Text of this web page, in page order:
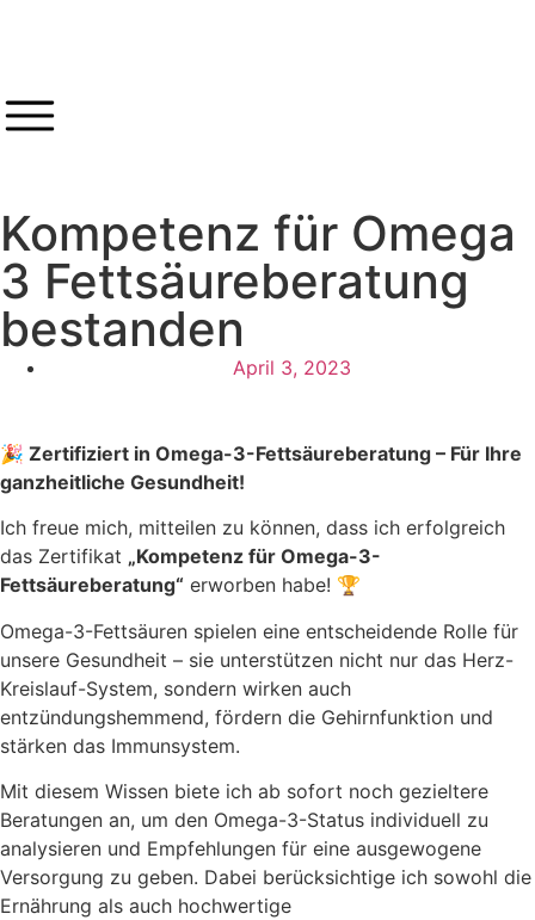
Kompetenz für Omega
3 Fettsäureberatung
bestanden
April 3, 2023
🎉 Zertifiziert in Omega-3-Fettsäureberatung – Für Ihre
ganzheitliche Gesundheit!
Ich freue mich, mitteilen zu können, dass ich erfolgreich
das Zertifikat „Kompetenz für Omega-3-
Fettsäureberatung“ erworben habe! 🏆
Omega-3-Fettsäuren spielen eine entscheidende Rolle für
unsere Gesundheit – sie unterstützen nicht nur das Herz-
Kreislauf-System, sondern wirken auch
entzündungshemmend, fördern die Gehirnfunktion und
stärken das Immunsystem.
Mit diesem Wissen biete ich ab sofort noch gezieltere
Beratungen an, um den Omega-3-Status individuell zu
analysieren und Empfehlungen für eine ausgewogene
Versorgung zu geben. Dabei berücksichtige ich sowohl die
Ernährung als auch hochwertige